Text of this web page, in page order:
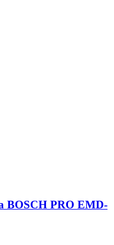
BOSCH PRO EMD-